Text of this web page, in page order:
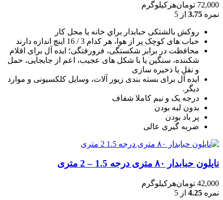
72,000 تومانهرکیلوگرم
نمره 3.75 از 5
روکش بالشتکی حبابدار براي خانه يا محل کار
حباب های کوچک پر از هوا، هر کدام 3 / 16 اينچ اندازه دارند
محافظت در برابر شکستگی، فرورفتگی؛ ايده آل برای اقلام
شکننده، سنگين يا با شکل های عجيب، اعم از جابجايی، حمل
و نقل يا ذخيره سازی
ایده آل برای بسته بندی زیور آلات، وسایل کلکسیونی و موارد
دیگر.
درجه یک و نیم کاملا شفاف
بدون لبه بودن
پر باد بودن
ضربه گیری عالی
نایلون حبابدار ۸۰ متری درجه 1.5 – 2 متری
42,000 تومانهرکیلوگرم
نمره 4.25 از 5